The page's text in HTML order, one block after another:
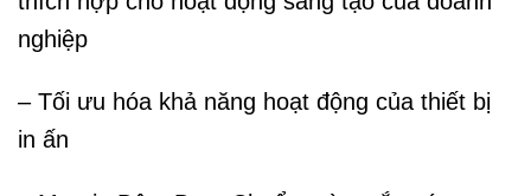
nghiệp
– Tối ưu hóa khả năng hoạt động của thiết bị
in ấn